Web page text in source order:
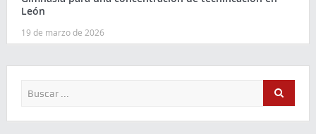
León
19 de marzo de 2026